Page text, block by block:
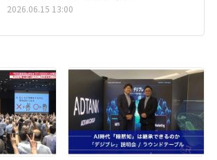
2026.06.15 13:00